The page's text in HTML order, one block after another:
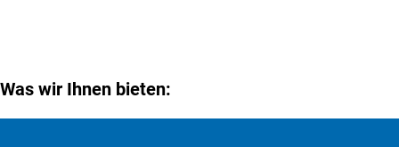
Was wir Ihnen bieten: